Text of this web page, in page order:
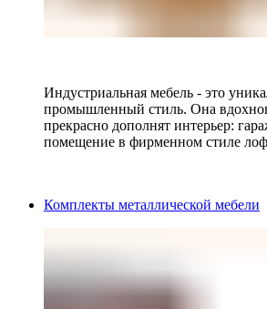
Индустриальная мебель - это
промышленный стиль. Она
прекрасно дополнят интерьер:
помещение в фирменном стиле
Комплекты металлической мебели